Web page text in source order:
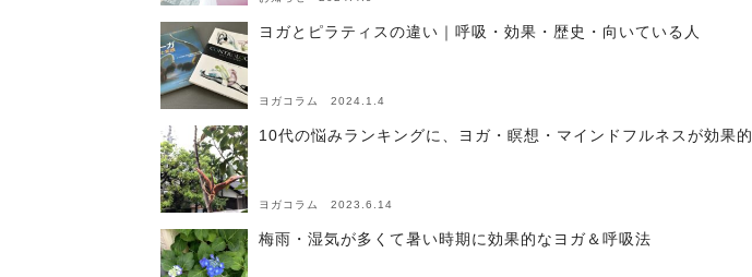
ヨガとピラティスの違い｜呼吸・効果・歴史・向いている人
ヨガコラム 2024.1.4
10代の悩みランキングに、ヨガ・瞑想・マインドフルネスが効果的
ヨガコラム 2023.6.14
梅雨・湿気が多くて暑い時期に効果的なヨガ＆呼吸法